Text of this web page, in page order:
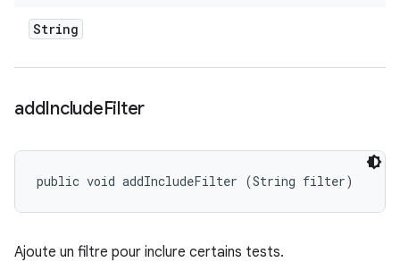
String
addIncludeFilter
public void addIncludeFilter (String filter)
Ajoute un filtre pour inclure certains tests.